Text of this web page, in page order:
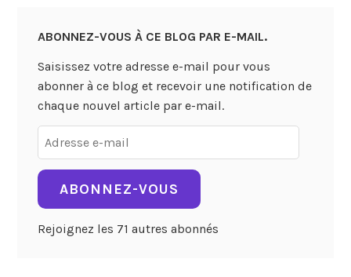
ABONNEZ-VOUS À CE BLOG PAR E-MAIL.
Saisissez votre adresse e-mail pour vous
abonner à ce blog et recevoir une notification de
chaque nouvel article par e-mail.
Adresse
e-
mail
ABONNEZ-VOUS
Rejoignez les 71 autres abonnés